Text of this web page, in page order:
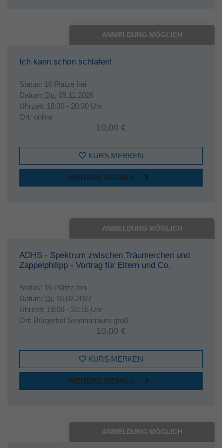
ANMELDUNG MÖGLICH
Ich kann schon schlafen!
Status: 16 Plätze frei
Datum: Do. 05.11.2026
Uhrzeit: 18:30 - 20:30 Uhr
Ort: online
10,00 €
KURS MERKEN
WEITERE DETAILS
ANMELDUNG MÖGLICH
ADHS - Spektrum zwischen Träumerchen und
Zappelphilipp - Vortrag für Eltern und Co.
Status: 16 Plätze frei
Datum: Di. 16.02.2027
Uhrzeit: 19:00 - 21:15 Uhr
Ort: Bürgerhof Seminarraum groß
10,00 €
KURS MERKEN
WEITERE DETAILS
ANMELDUNG MÖGLICH